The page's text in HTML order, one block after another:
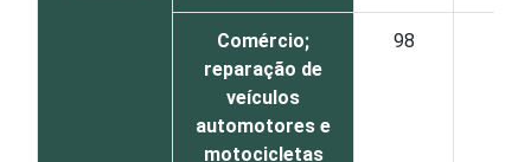
Comércio;
reparação de
veículos
automotores e
motocicletas
98